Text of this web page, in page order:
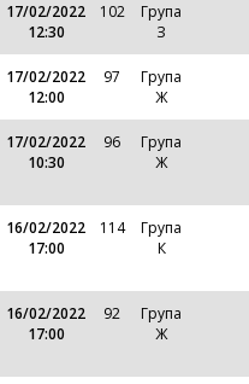
17/02/2022
12:30
102
Група
З
17/02/2022
12:00
97
Група
Ж
17/02/2022
10:30
96
Група
Ж
16/02/2022
17:00
114
Група
К
16/02/2022
17:00
92
Група
Ж